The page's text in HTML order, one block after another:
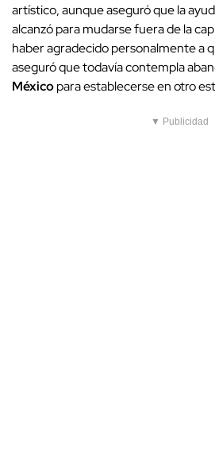
artístico, aunque aseguró que la
alcanzó para mudarse fuera de la
haber agradecido personalmente a
aseguró que todavía contempla
Méxicopara establecerse en otro
▼ Publicidad